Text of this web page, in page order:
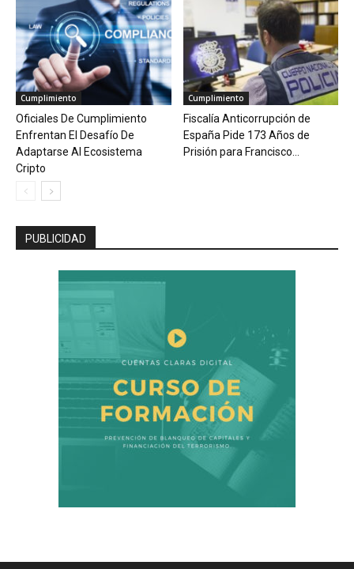
Cumplimiento
Oficiales De Cumplimiento
Enfrentan El Desafío De
Adaptarse Al Ecosistema
Cripto
Cumplimiento
Fiscalía Anticorrupción de
España Pide 173 Años de
Prisión para Francisco...
PUBLICIDAD